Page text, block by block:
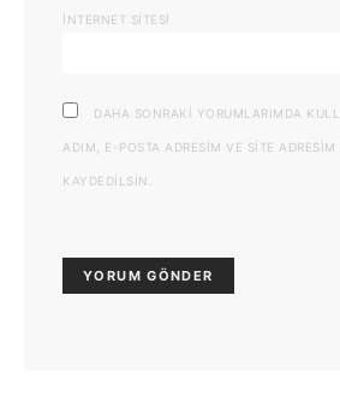
İNTERNET SITESI
DAHA SONRAKI YORUMLARIMDA
ADIM, E-POSTA ADRESIM VE SITE ADRESIM
KAYDEDILSIN.